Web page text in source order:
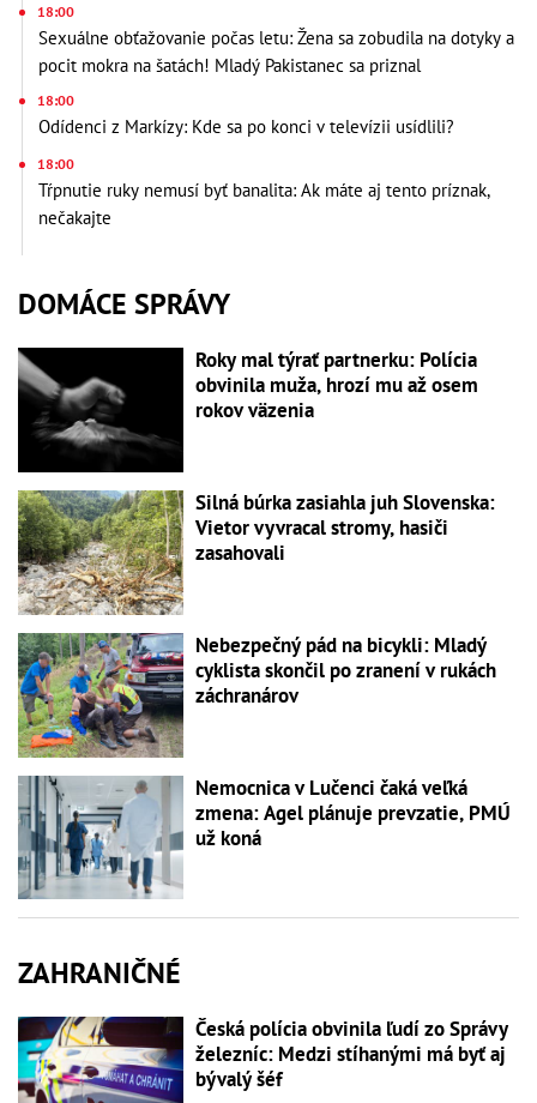
18:00
Sexuálne obťažovanie počas letu: Žena sa zobudila na dotyky a
pocit mokra na šatách! Mladý Pakistanec sa priznal
18:00
Odídenci z Markízy: Kde sa po konci v televízii usídlili?
18:00
Tŕpnutie ruky nemusí byť banalita: Ak máte aj tento príznak,
nečakajte
DOMÁCE SPRÁVY
Roky mal týrať partnerku: Polícia
obvinila muža, hrozí mu až osem
rokov väzenia
Silná búrka zasiahla juh Slovenska:
Vietor vyvracal stromy, hasiči
zasahovali
Nebezpečný pád na bicykli: Mladý
cyklista skončil po zranení v rukách
záchranárov
Nemocnica v Lučenci čaká veľká
zmena: Agel plánuje prevzatie, PMÚ
už koná
ZAHRANIČNÉ
Česká polícia obvinila ľudí zo Správy
železníc: Medzi stíhanými má byť aj
bývalý šéf